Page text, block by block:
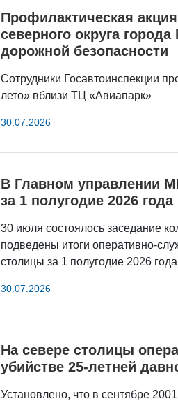
Профилактическая
северного округа
дорожной безопасности
Сотрудники Госавтоинспекции
лето» вблизи ТЦ «Авиапарк»
30.07.2026
В Главном управлении
за 1 полугодие 2026 года
30 июля состоялось заседание
подведены итоги оперативно-
столицы за 1 полугодие 2026 года
30.07.2026
На севере столицы
убийстве 25-летней
Установлено, что в сентябре